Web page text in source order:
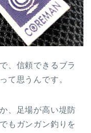
、信頼できるブラ
て思うんです。
、足場が高い堤防
もガンガン釣りを